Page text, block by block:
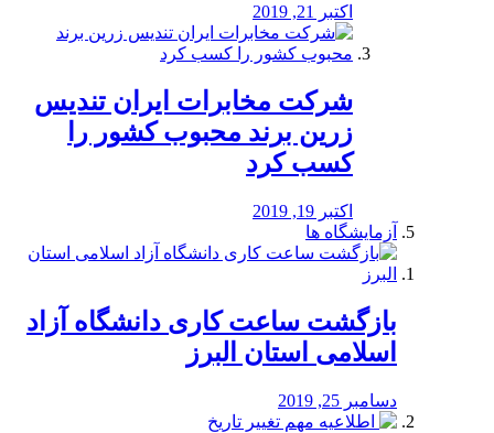
اکتبر 21, 2019
شرکت مخابرات ایران تندیس
زرین برند محبوب کشور را
کسب کرد
اکتبر 19, 2019
آزمایشگاه ها
بازگشت ساعت کاری دانشگاه آزاد
اسلامی استان البرز
دسامبر 25, 2019